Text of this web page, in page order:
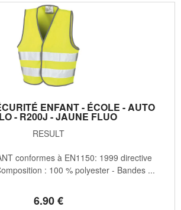
ENFANT - ÉCOLE - AUTO
- R200J - JAUNE FLUO
RESULT
6.90€
conformes à EN1150: 1999 directive
: 100 % polyester - Bandes ...